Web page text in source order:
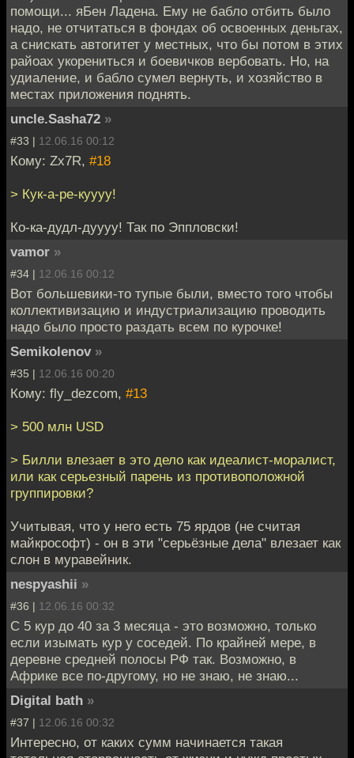
помощи... яБен Ладена. Ему не бабло отбить было
надо, не отчитаться в фондах об освоенных деньгах,
а снискать автогитет у местных, что бы потом в этих
райоах укорениться и боевичков вербовать. Но, на
удиаление, и бабло сумел вернуть, и хозяйство в
местах приложения поднять.
uncle.Sasha72 »
#33 | 12.06.16 00:12
Кому: Zx7R, #18
> Кук-а-ре-куууу!
Ко-ка-дудл-дуууу! Так по Эппловски!
vamor »
#34 | 12.06.16 00:12
Вот большевики-то тупые были, вместо того чтобы
коллективизацию и индустриализацию проводить
надо было просто раздать всем по курочке!
Semikolenov »
#35 | 12.06.16 00:20
Кому: fly_dezcom, #13
> 500 млн USD
> Билли влезает в это дело как идеалист-моралист,
или как серьезный парень из противоположной
группировки?
Учитывая, что у него есть 75 ярдов (не считая
майкрософт) - он в эти "серьёзные дела" влезает как
слон в муравейник.
nespyashii »
#36 | 12.06.16 00:32
С 5 кур до 40 за 3 месяца - это возможно, только
если изымать кур у соседей. По крайней мере, в
деревне средней полосы РФ так. Возможно, в
Африке все по-другому, но не знаю, не знаю...
Digital bath »
#37 | 12.06.16 00:32
Интересно, от каких сумм начинается такая